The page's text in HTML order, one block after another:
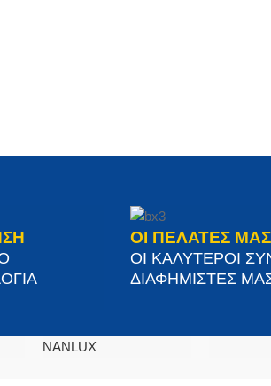
ΟΙ ΠΕΛΑΤΕΣ ΜΑΣ
ΟΙ ΚΑΛΥΤΕΡΟΙ
ΔΙΑΦΗΜΙΣΤΕΣ
NANLUX